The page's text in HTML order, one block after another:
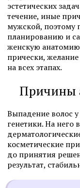
эстетических
течение, иные
мужской, поэтому
планированию и
женскую
прически,
на всех этапах.
Причины
Выпадение волос
генетики. На
косметические
до принятия
результат,